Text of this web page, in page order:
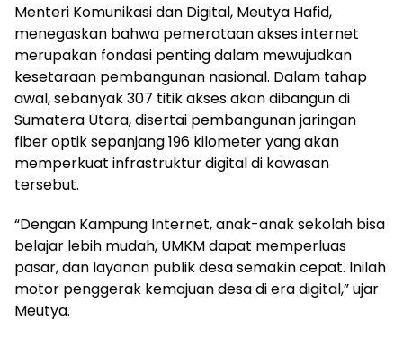
Menteri Komunikasi dan Digital, Meutya Hafid,
menegaskan bahwa pemerataan akses internet
merupakan fondasi penting dalam mewujudkan
kesetaraan pembangunan nasional. Dalam tahap
awal, sebanyak 307 titik akses akan dibangun di
Sumatera Utara, disertai pembangunan jaringan
fiber optik sepanjang 196 kilometer yang akan
memperkuat infrastruktur digital di kawasan
tersebut.
“Dengan Kampung Internet, anak-anak sekolah bisa
belajar lebih mudah, UMKM dapat memperluas
pasar, dan layanan publik desa semakin cepat. Inilah
motor penggerak kemajuan desa di era digital,” ujar
Meutya.